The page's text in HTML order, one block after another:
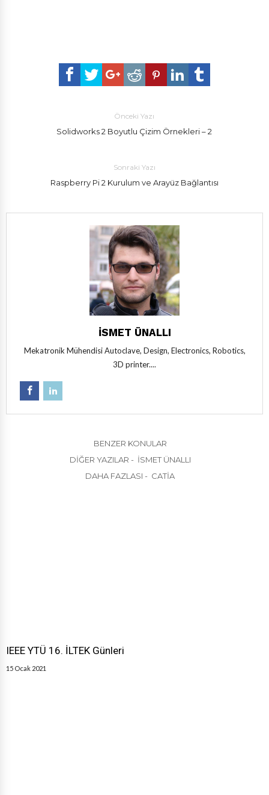
Önceki Yazı
Solidworks 2 Boyutlu Çizim Örnekleri – 2
Sonraki Yazı
Raspberry Pi 2 Kurulum ve Arayüz Bağlantısı
İSMET ÜNALLI
Mekatronik Mühendisi Autoclave, Design, Electronics, Robotics,
3D printer....
BENZER KONULAR
DIĞER YAZILAR - İSMET ÜNALLI
DAHA FAZLASI - CATIA
IEEE YTÜ 16. İLTEK Günleri
15 Ocak 2021